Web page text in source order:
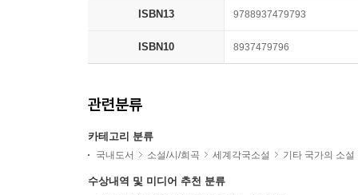
ISBN13 9788937479793
ISBN10 8937479796
관련분류
카테고리 분류
국내도서 소설/시/희곡 세계각국소설 기타 국가의 소설
수상내역 및 미디어 추천 분류